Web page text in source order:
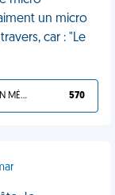
un micro
car : "Le
TU L'AS BIEN MÉRITÉ 570